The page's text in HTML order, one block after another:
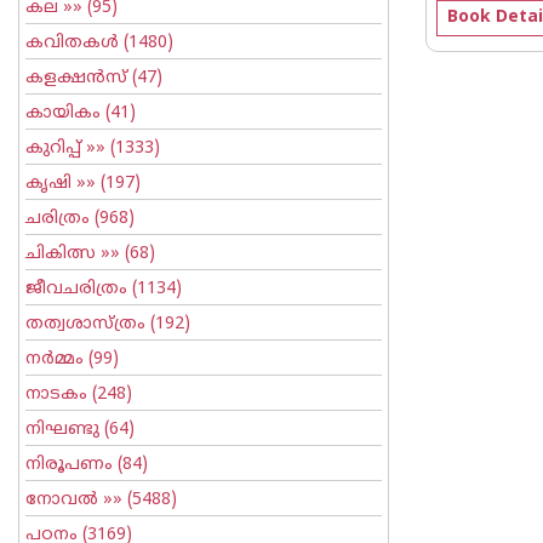
കല »» (95)
കവിതകള്‍ (1480)
കളക്ഷന്‍സ്(47)
കായികം (41)
കുറിപ്പ്‌ »» (1333)
കൃഷി »» (197)
ചരിത്രം (968)
ചികിത്സ »» (68)
ജീവചരിത്രം (1134)
തത്വശാസ്ത്രം (192)
നര്‍മ്മം (99)
നാടകം (248)
നിഘണ്ടു (64)
നിരൂപണം (84)
നോവല്‍ »» (5488)
പഠനം (3169)
Book